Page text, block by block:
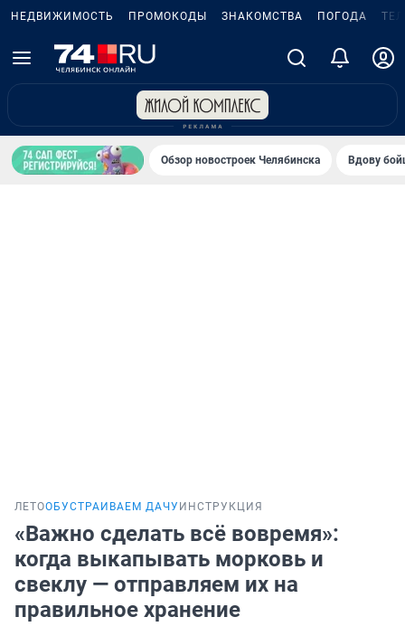
НЕДВИЖИМОСТЬ ПРОМОКОДЫ ЗНАКОМСТВА ПОГОДА
Обзор новостроек Челябинска Вдову
ЛЕТООБУСТРАИВАЕМ ДАЧУ ИНСТРУКЦИЯ
«Важно сделать всё вовремя»:
когда выкапывать морковь и
свеклу — отправляем их на
правильное хранение